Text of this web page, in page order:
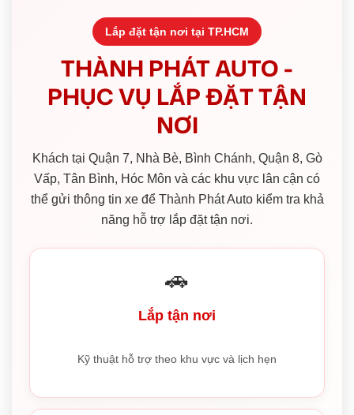
Lắp đặt tận nơi tại TP.HCM
THÀNH PHÁT AUTO -
PHỤC VỤ LẮP ĐẶT TẬN
NƠI
Khách tại Quận 7, Nhà Bè, Bình Chánh, Quận 8, Gò
Vấp, Tân Bình, Hóc Môn và các khu vực lân cận có
thể gửi thông tin xe để Thành Phát Auto kiểm tra khả
năng hỗ trợ lắp đặt tận nơi.
🚗
Lắp tận nơi
Kỹ thuật hỗ trợ theo khu vực và lịch hẹn